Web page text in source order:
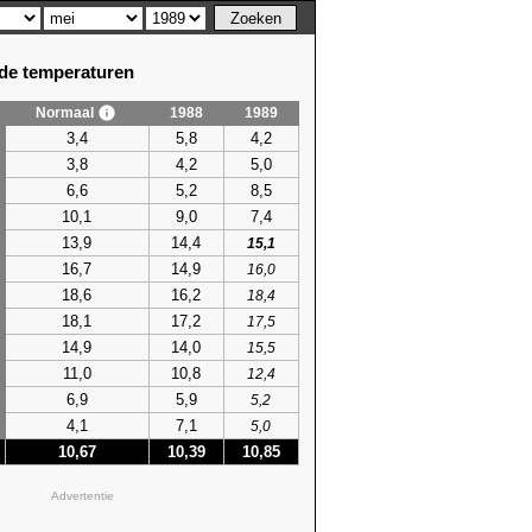
temperatuur
hoogste
20,9 (2005)
20,3 (1990)
20,0 (1990)
20,5 (2006)
20,1 (1990)
20,4 (1990)
22,1 (1976)
22,6 (1976)
22,4 (1976)
21,6 (2008)
23,7 (1998)
24,6 (1998)
23,8 (1969)
21,6 (1992)
temperaturen
Normaal 1988
1989
3,4 5,8 4,2
3,8 4,2 5,0
6,6 5,2 8,5
10,1 9,0 7,4
13,9 14,4
15,1
16,7 14,9
16,0
18,6 16,2
18,4
18,1 17,2
17,5
14,9 14,0
15,5
11,0 10,8
12,4
6,9 5,9
5,2
4,1 7,1 5,0
10,67 10,39 10,85
Advertentie